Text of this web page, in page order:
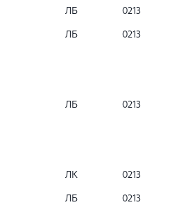
ЛБ 0213
ЛБ 0213
ЛБ 0213
ЛК 0213
ЛБ 0213